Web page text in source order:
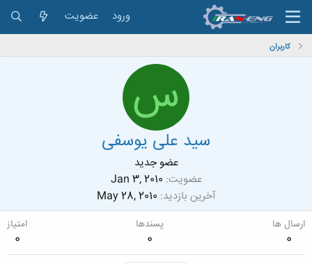
ورود عضویت
کاربران
س
سید علی یوسفی
عضو جدید
عضویت Jan 3, 2010
آخرین بازدید May 28, 2010
ارسال ها
0
پسندها
0
امتیاز
0